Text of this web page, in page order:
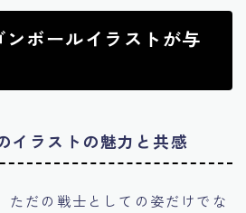
ボールイラストが与
イラストの魅力と共感
ただの戦士としての姿だけでな